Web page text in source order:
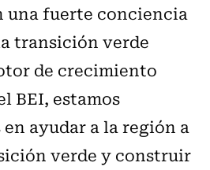
una fuerte conciencia
transición verde
de crecimiento
BEI, estamos
ayudar a la región a
verde y construir